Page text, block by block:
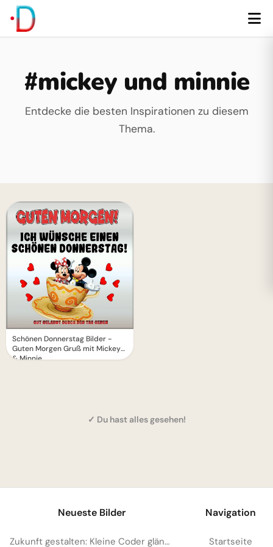
#mickey und minnie
Entdecke die besten Inspirationen zu diesem
Thema.
Schönen Donnerstag Bilder -
Guten Morgen Gruß mit Mickey
& Minnie
✓ Du hast alles gesehen!
Neueste Bilder
Zukunft gestalten: Kleine Coder glänzen für Instagram
Navigation
Startseite